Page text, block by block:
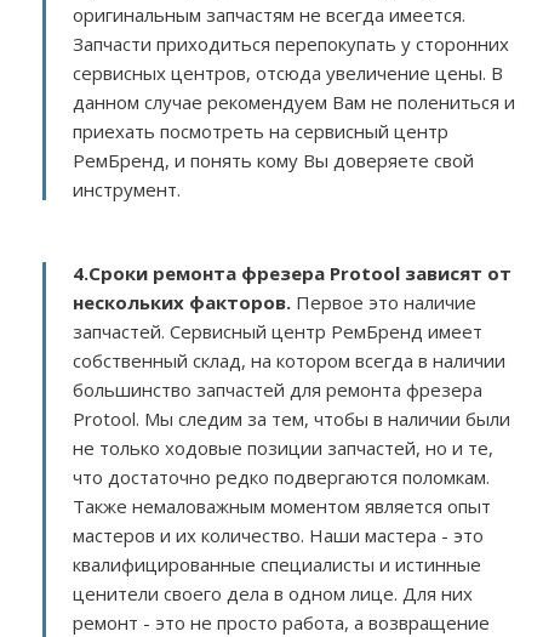
оригинальным запчастям не всегда имеется.
Запчасти приходиться перепокупать у сторонних
сервисных центров, отсюда увеличение цены. В
данном случае рекомендуем Вам не полениться и
приехать посмотреть на сервисный центр
РемБренд, и понять кому Вы доверяете свой
инструмент.
4.Сроки ремонта фрезера Protool зависят от
нескольких факторов. Первое это наличие
запчастей. Сервисный центр РемБренд имеет
собственный склад, на котором всегда в наличии
большинство запчастей для ремонта фрезера
Protool. Мы следим за тем, чтобы в наличии были
не только ходовые позиции запчастей, но и те,
что достаточно редко подвергаются поломкам.
Также немаловажным моментом является опыт
мастеров и их количество. Наши мастера - это
квалифицированные специалисты и истинные
ценители своего дела в одном лице. Для них
ремонт - это не просто работа, а возвращение